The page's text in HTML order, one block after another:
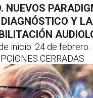
NUEVOS
DIAGNÓSTICO Y LA
inicio: 24 de febrero.
CERRADAS